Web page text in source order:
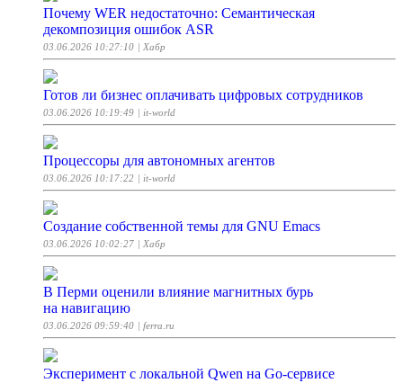
Почему WER недостаточно: Семантическая
декомпозиция ошибок ASR
03.06.2026 10:27:10 | Хабр
Готов ли бизнес оплачивать цифровых сотрудников
03.06.2026 10:19:49 | it-world
Процессоры для автономных агентов
03.06.2026 10:17:22 | it-world
Создание собственной темы для GNU Emacs
03.06.2026 10:02:27 | Хабр
В Перми оценили влияние магнитных бурь
на навигацию
03.06.2026 09:59:40 | ferra.ru
Эксперимент с локальной Qwen на Go-сервисе